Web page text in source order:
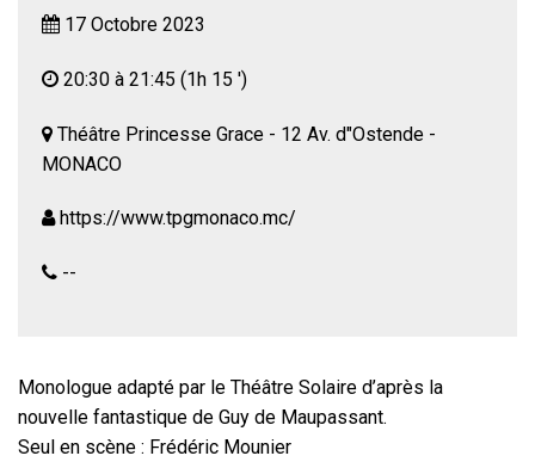
17 Octobre 2023
20:30 à 21:45 (1h 15 ')
Théâtre Princesse Grace - 12 Av. d"Ostende -
MONACO
https://www.tpgmonaco.mc/
--
Monologue adapté par le Théâtre Solaire d’après la
nouvelle fantastique de Guy de Maupassant.
Seul en scène : Frédéric Mounier